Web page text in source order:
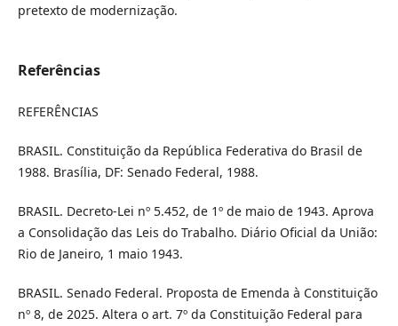
pretexto de modernização.
Referências
REFERÊNCIAS
BRASIL. Constituição da República Federativa do Brasil de
1988. Brasília, DF: Senado Federal, 1988.
BRASIL. Decreto-Lei nº 5.452, de 1º de maio de 1943. Aprova
a Consolidação das Leis do Trabalho. Diário Oficial da União:
Rio de Janeiro, 1 maio 1943.
BRASIL. Senado Federal. Proposta de Emenda à Constituição
nº 8, de 2025. Altera o art. 7º da Constituição Federal para